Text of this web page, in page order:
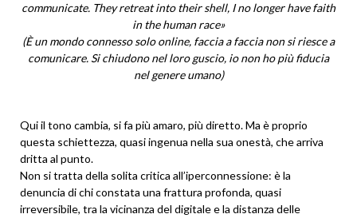
communicate. They retreat into their shell, I no longer have faith
in the human race»
(È un mondo connesso solo online, faccia a faccia non si riesce a
comunicare. Si chiudono nel loro guscio, io non ho più fiducia
nel genere umano)
Qui il tono cambia, si fa più amaro, più diretto. Ma è proprio
questa schiettezza, quasi ingenua nella sua onestà, che arriva
dritta al punto.
Non si tratta della solita critica all’iperconnessione: è la
denuncia di chi constata una frattura profonda, quasi
irreversibile, tra la vicinanza del digitale e la distanza delle